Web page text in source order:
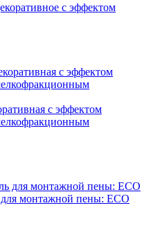
с эффектом
с эффектом
для монтажной пены: ЕСО